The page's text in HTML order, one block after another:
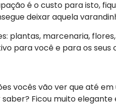
é o custo para isto,
deixar aquela
plantas, marcenaria,
para você e para os seus
vocês vão ver que até
Ficou muito elegante